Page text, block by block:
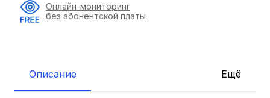
Описание Ещё
Онлайн-мониторинг
без абонентской платы